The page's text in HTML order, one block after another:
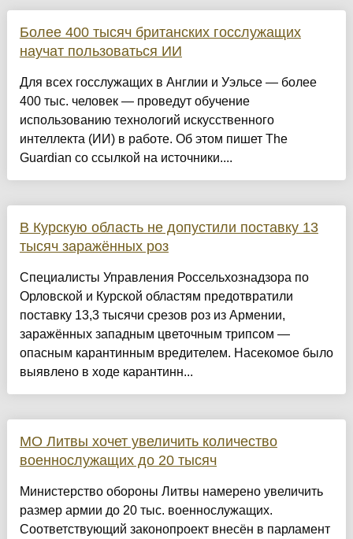
Более 400 тысяч британских госслужащих
научат пользоваться ИИ
Для всех госслужащих в Англии и Уэльсе — более
400 тыс. человек — проведут обучение
использованию технологий искусственного
интеллекта (ИИ) в работе. Об этом пишет The
Guardian со ссылкой на источники....
В Курскую область не допустили поставку 13
тысяч заражённых роз
Специалисты Управления Россельхознадзора по
Орловской и Курской областям предотвратили
поставку 13,3 тысячи срезов роз из Армении,
заражённых западным цветочным трипсом —
опасным карантинным вредителем. Насекомое было
выявлено в ходе карантинн...
МО Литвы хочет увеличить количество
военнослужащих до 20 тысяч
Министерство обороны Литвы намерено увеличить
размер армии до 20 тыс. военнослужащих.
Соответствующий законопроект внесён в парламент